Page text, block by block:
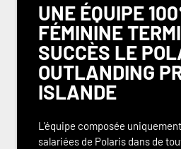
UNE ÉQUIPE
FÉMININE
SUCCÈS LE
OUTLANDING
ISLANDE
L'équipe composée
salariées de Polaris dans de